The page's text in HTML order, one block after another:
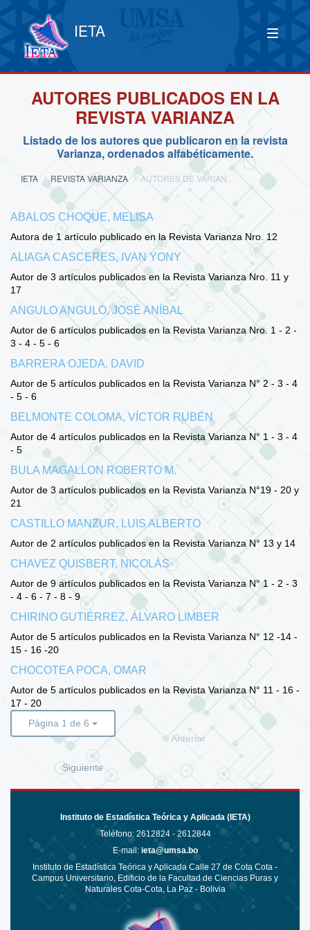
IETA
AUTORES PUBLICADOS EN LA
REVISTA VARIANZA
Listado de los autores que publicaron en la revista
Varianza, ordenados alfabéticamente.
IETA REVISTA VARIANZA AUTORES DE VARIANZA
ABALOS CHOQUE, MELISA
Autora de 1 artículo publicado en la Revista Varianza Nro. 12
ALIAGA CASCERES, IVAN YONY
Autor de 3 artículos publicados en la Revista Varianza Nro. 11 y
17
ANGULO ANGULO, JOSÉ ANÍBAL
Autor de 6 artículos publicados en la Revista Varianza Nro. 1 - 2 -
3 - 4 - 5 - 6
BARRERA OJEDA, DAVID
Autor de 5 artículos publicados en la Revista Varianza N° 2 - 3 - 4
- 5 - 6
BELMONTE COLOMA, VÍCTOR RUBÉN
Autor de 4 artículos publicados en la Revista Varianza N° 1 - 3 - 4
- 5
BULA MAGALLON ROBERTO M.
Autor de 3 artículos publicados en la Revista Varianza N°19 - 20 y
21
CASTILLO MANZUR, LUIS ALBERTO
Autor de 2 artículos publicados en la Revista Varianza N° 13 y 14
CHAVEZ QUISBERT, NICOLÁS
Autor de 9 artículos publicados en la Revista Varianza N° 1 - 2 - 3
- 4 - 6 - 7 - 8 - 9
CHIRINO GUTIÉRREZ, ÁLVARO LIMBER
Autor de 5 artículos publicados en la Revista Varianza N° 12 -14 -
15 - 16 -20
CHOCOTEA POCA, OMAR
Autor de 5 artículos publicados en la Revista Varianza N° 11 - 16 -
17 - 20
Página 1 de 6
Anterior
Siguiente
Instituto de Estadística Teórica y Aplicada (IETA)
Teléfono: 2612824 - 2612844
E-mail: ieta@umsa.bo
Instituto de Estadística Teórica y Aplicada Calle 27 de Cota Cota -
Campus Universitario, Edificio de la Facultad de Ciencias Puras y
Naturales Cota-Cota, La Paz - Bolivia